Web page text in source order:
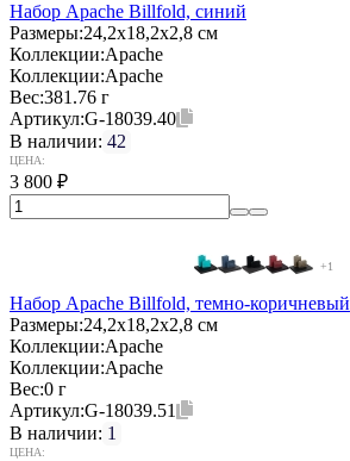
Набор Apache Billfold, синий
Размеры:24,2х18,2х2,8 см
Коллекции:Apache
Коллекции:Apache
Вес:381.76 г
Артикул:G-18039.40
В наличии: 42
ЦЕНА:
3 800 ₽
+1
Набор Apache Billfold, темно-коричневый
Размеры:24,2х18,2х2,8 см
Коллекции:Apache
Коллекции:Apache
Вес:0 г
Артикул:G-18039.51
В наличии: 1
ЦЕНА: